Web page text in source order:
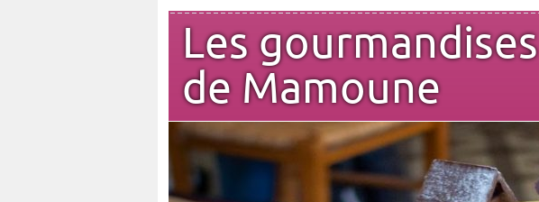
Les gourmandises
de Mamoune